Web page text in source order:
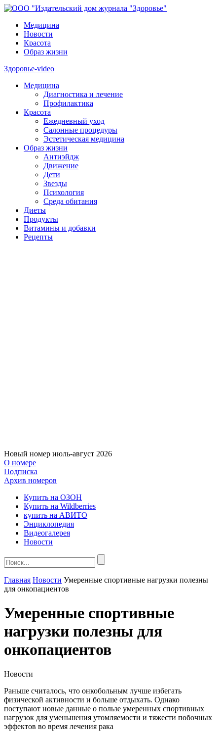
Медицина
Новости
Красота
Образ жизни
Здоровье-video
Медицина
Диагностика и лечение
Профилактика
Красота
Ежедневный уход
Салонные процедуры
Эстетическая медицина
Образ жизни
Антиэйдж
Движение
Дети
Звезды
Психология
Среда обитания
Диеты
Продукты
Витамины и добавки
Рецепты
Новый номер июль-август 2026
О номере
Подписка
Архив номеров
Купить на ОЗОН
Купить на Wildberries
купить на АВИТО
Энциклопедия
Видеогалерея
Новости
Главная Новости Умеренные спортивные нагрузки полезны
для онкопациентов
Умеренные спортивные
нагрузки полезны для
онкопациентов
Новости
Раньше считалось, что онкобольным лучше избегать
физической активности и больше отдыхать. Однако
поступают новые данные о пользе умеренных спортивных
нагрузок для уменьшения утомляемости и тяжести побочных
эффектов во время лечения рака